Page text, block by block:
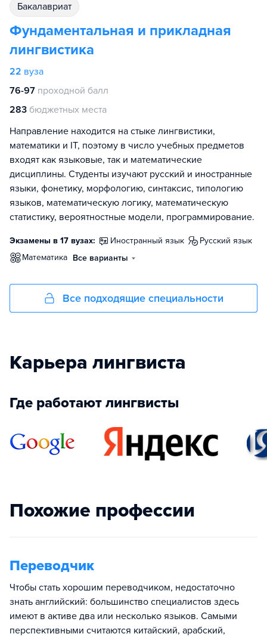
бакалавриат
Фундаментальная и прикладная
лингвистика
22 вуза
76-97 проходной балл
283 бюджетных места
Направление находится на стыке лингвистики,
математики и IT, поэтому в число учебных предметов
входят как языковые, так и математические
дисциплины. Студенты изучают русский и иностранные
языки, фонетику, морфологию, синтаксис, типологию
языков, математическую логику, математическую
статистику, вероятностные модели, программирование.
Экзамены в 17 вузах: иностранный язык
русский язык
математика Все варианты
Все подходящие специальности
Карьера лингвиста
Где работают лингвисты
Похожие профессии
Переводчик
Чтобы стать хорошим переводчиком, недостаточно
знать английский: большинство специалистов здесь
имеют в активе два или несколько языков. Самыми
перспективными считаются китайский, арабский,